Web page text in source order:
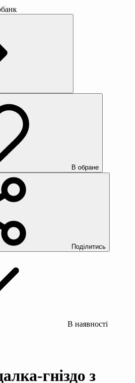
В обране
Поділитись
В наявності
гніздо з